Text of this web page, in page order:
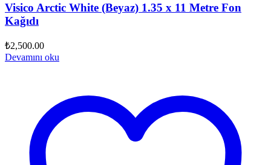
Visico Arctic White (Beyaz) 1.35 x 11 Metre Fon
Kağıdı
₺2,500.00
Devamını oku